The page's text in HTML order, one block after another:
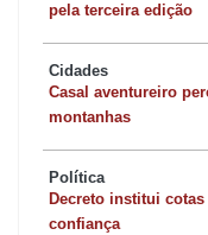
pela terceira edição
Cidades
Casal aventureiro
montanhas
Política
Decreto institui
confiança